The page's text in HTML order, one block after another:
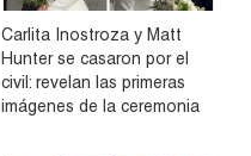
Carlita Inostroza y Matt
Hunter se casaron por el
civil: revelan las primeras
imágenes de la ceremonia